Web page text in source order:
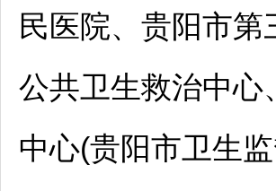
民医院、 贵阳市第
公共卫生救治中心、
中心(贵阳市卫生监